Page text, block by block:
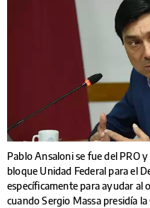
Pablo Ansaloni se fue del PRO
bloque Unidad Federal para el
específicamente para ayudar al
cuando Sergio Massa presidía